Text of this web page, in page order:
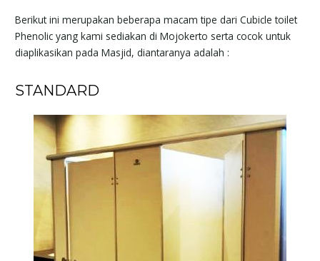
Berikut ini merupakan beberapa macam tipe dari Cubicle toilet
Phenolic yang kami sediakan di Mojokerto serta cocok untuk
diaplikasikan pada Masjid, diantaranya adalah :
STANDARD